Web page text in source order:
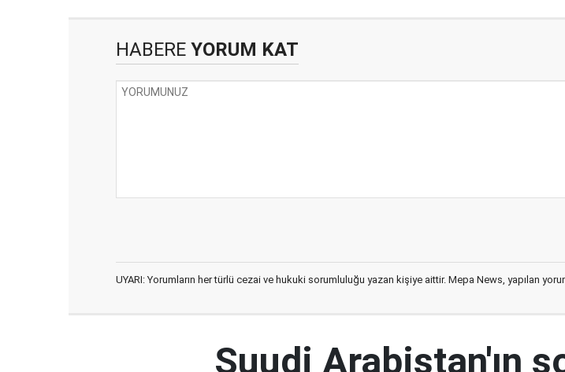
HABERE YORUM KAT
UYARI: Yorumların her türlü cezai ve hukuki sorumluluğu yazan kişiye aittir. Mepa News, yapılan
Suudi Arabistan'ın